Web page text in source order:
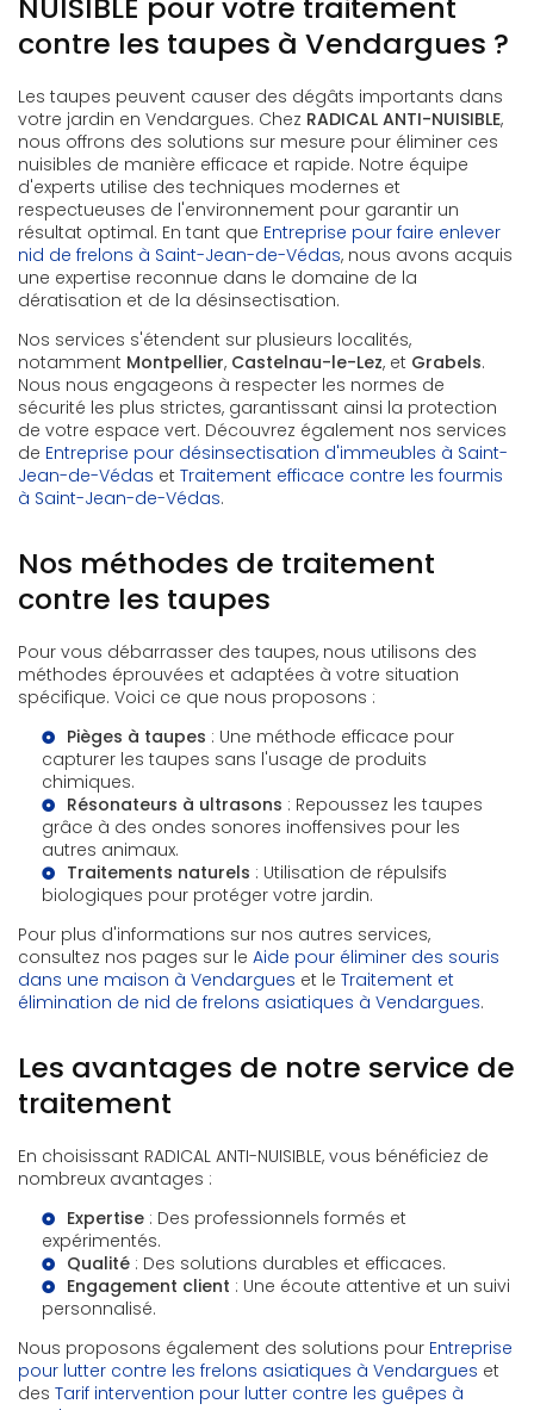
contre les taupes à Vendargues ?
Les taupes peuvent causer des dégâts importants dans
votre jardin en Vendargues. Chez RADICAL ANTI-NUISIBLE,
nous offrons des solutions sur mesure pour éliminer ces
nuisibles de manière efficace et rapide. Notre équipe
d'experts utilise des techniques modernes et
respectueuses de l'environnement pour garantir un
résultat optimal. En tant que Entreprise pour faire enlever
nid de frelons à Saint-Jean-de-Védas, nous avons acquis
une expertise reconnue dans le domaine de la
dératisation et de la désinsectisation.
Nos services s'étendent sur plusieurs localités,
notamment Montpellier, Castelnau-le-Lez, et Grabels.
Nous nous engageons à respecter les normes de
sécurité les plus strictes, garantissant ainsi la protection
de votre espace vert. Découvrez également nos services
de Entreprise pour désinsectisation d'immeubles à Saint-
Jean-de-Védas et Traitement efficace contre les fourmis
à Saint-Jean-de-Védas.
Nos méthodes de traitement
contre les taupes
Pour vous débarrasser des taupes, nous utilisons des
méthodes éprouvées et adaptées à votre situation
spécifique. Voici ce que nous proposons :
Pièges à taupes : Une méthode efficace pour
capturer les taupes sans l'usage de produits
chimiques.
Résonateurs à ultrasons : Repoussez les taupes
grâce à des ondes sonores inoffensives pour les
autres animaux.
Traitements naturels : Utilisation de répulsifs
biologiques pour protéger votre jardin.
Pour plus d'informations sur nos autres services,
consultez nos pages sur le Aide pour éliminer des souris
dans une maison à Vendargues et le Traitement et
élimination de nid de frelons asiatiques à Vendargues.
Les avantages de notre service de
traitement
En choisissant RADICAL ANTI-NUISIBLE, vous bénéficiez de
nombreux avantages :
Expertise : Des professionnels formés et
expérimentés.
Qualité : Des solutions durables et efficaces.
Engagement client : Une écoute attentive et un suivi
personnalisé.
Nous proposons également des solutions pour Entreprise
pour lutter contre les frelons asiatiques à Vendargues et
des Tarif intervention pour lutter contre les guêpes à